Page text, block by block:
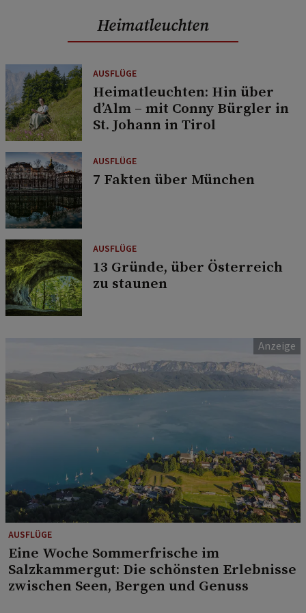
Heimatleuchten
AUSFLÜGE
Heimatleuchten: Hin über
d’Alm – mit Conny Bürgler in
St. Johann in Tirol
AUSFLÜGE
7 Fakten über München
AUSFLÜGE
13 Gründe, über Österreich
zu staunen
AUSFLÜGE
Eine Woche Sommerfrische im
Salzkammergut: Die schönsten Erlebnisse
zwischen Seen, Bergen und Genuss